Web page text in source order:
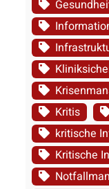
Kritis
kritische
Kritische